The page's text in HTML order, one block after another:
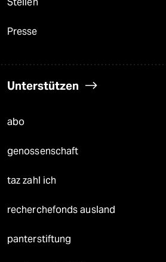
Presse
Unterstützen
abo
genossenschaft
taz zahl ich
recherchefonds ausland
panterstiftung